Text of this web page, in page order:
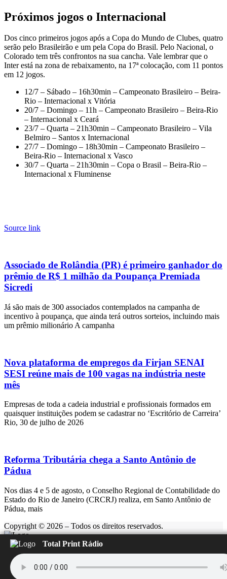
Próximos jogos o Internacional
Dos cinco primeiros jogos após a Copa do Mundo de Clubes, quatro
serão pelo Brasileirão e um pela Copa do Brasil. Pelo Nacional, o
Colorado tem três confrontos na sua cancha. Vale lembrar que o
Inter está na zona de rebaixamento, na 17ª colocação, com 11 pontos
em 12 jogos.
12/7 – Sábado – 16h30min – Campeonato Brasileiro – Beira-
Rio – Internacional x Vitória
20/7 – Domingo – 11h – Campeonato Brasileiro – Beira-Rio
– Internacional x Ceará
23/7 – Quarta – 21h30min – Campeonato Brasileiro – Vila
Belmiro – Santos x Internacional
27/7 – Domingo – 18h30min – Campeonato Brasileiro –
Beira-Rio – Internacional x Vasco
30/7 – Quarta – 21h30min – Copa o Brasil – Beira-Rio –
Internacional x Fluminense
Source link
Associado de Rolândia (PR) é primeiro ganhador do
prêmio de R$ 1 milhão da Poupança Premiada
Sicredi
Já são mais de 300 associados contemplados na campanha de
incentivo à poupança, que ainda terá outros sorteios, incluindo mais
um prêmio milionário A campanha
Nova plataforma de empregos da Firjan SENAI
SESI reúne mais de 100 vagas na indústria neste
mês
Empresas de toda a cadeia industrial e profissionais formados em
quaisquer instituições podem se cadastrar no ‘Escritório de Carreira’
Rio, 30 de julho de 2026
Reforma Tributária chega a Santo Antônio de
Pádua
Nos dias 4 e 5 de agosto, o Conselho Regional de Contabilidade do
Estado do Rio de Janeiro (CRCRJ) realiza, em Santo Antônio de
Pádua, mais
Copyright © 2026 – Todos os direitos reservados.
Total Print Rádio
Rádio Feliz
Carregando...
▶️ ⏹️
ÚLTIMAS NOTÍCIAS: